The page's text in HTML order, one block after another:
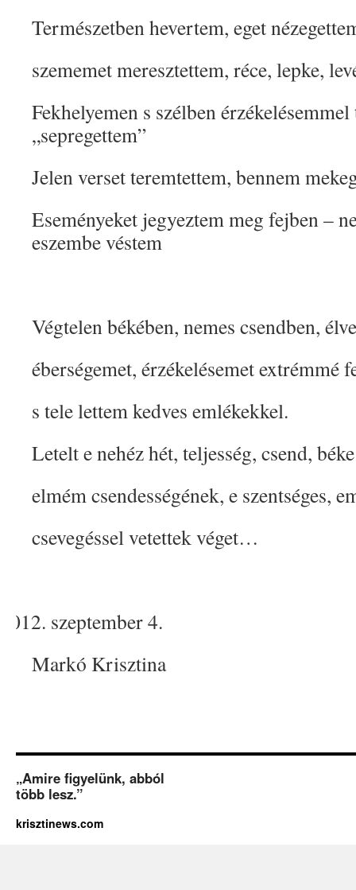
Természetben hevertem, eget
szememet meresztettem, réce, lepke,
Fekhelyemen s szélben érzékelésemmel
„sepregettem”
Jelen verset teremtettem, bennem
Eseményeket jegyeztem meg fejben –
eszembe véstem
Végtelen békében, nemes csendben,
éberségemet, érzékelésemet extrémmé
s tele lettem kedves emlékekkel.
Letelt e nehéz hét, teljesség, csend,
elmém csendességének, e szentséges,
csevegéssel vetettek véget…
szeptember 4.
Markó Krisztina
„Amire figyelünk, abból
több lesz.”
krisztinews.com